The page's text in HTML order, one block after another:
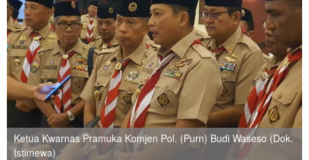
Ketua Kwarnas Pramuka Komjen Pol. (Purn) Budi Waseso (Dok.
Istimewa)